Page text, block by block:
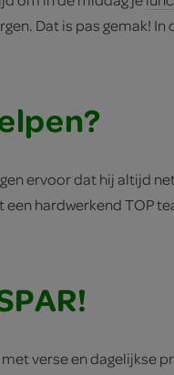
Dat is pas gemak!
ervoor dat hij altijd
hardwerkend TOP
verse en dagelijkse